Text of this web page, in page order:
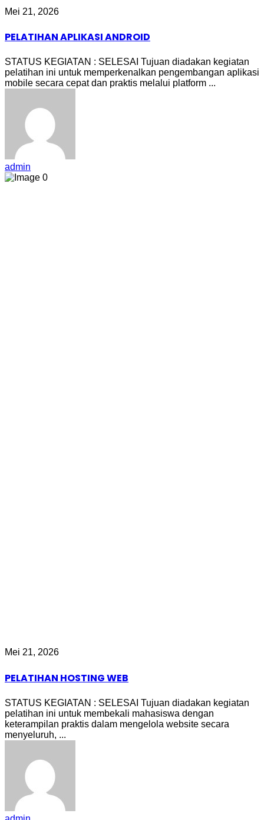
Mei 21, 2026
PELATIHAN APLIKASI ANDROID
STATUS KEGIATAN : SELESAI Tujuan diadakan kegiatan
pelatihan ini untuk memperkenalkan pengembangan aplikasi
mobile secara cepat dan praktis melalui platform ...
admin
0
Mei 21, 2026
PELATIHAN HOSTING WEB
STATUS KEGIATAN : SELESAI Tujuan diadakan kegiatan
pelatihan ini untuk membekali mahasiswa dengan
keterampilan praktis dalam mengelola website secara
menyeluruh, ...